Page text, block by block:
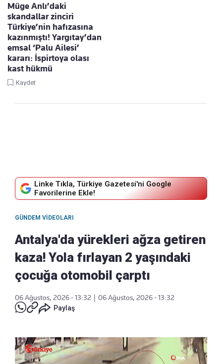
Müge Anlı’daki
skandallar zinciri
Türkiye’nin hafızasına
kazınmıştı! Yargıtay’dan
emsal ‘Palu Ailesi’
kararı: İspirtoya olası
kast hükmü
Kaydet
Linke Tıkla, Türkiye Gazetesi'ni Google
Favorilerine Ekle!
GÜNDEM VIDEOLARI
Antalya'da yürekleri ağza getiren
kaza! Yola fırlayan 2 yaşındaki
çocuğa otomobil çarptı
06 Ağustos, 2026 - 13:32
06 Ağustos, 2026 - 13:32
Paylaş